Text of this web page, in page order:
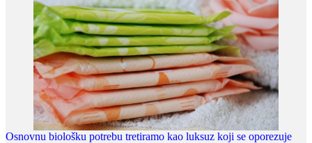
Osnovnu biološku potrebu tretiramo kao luksuz koji se oporezuje